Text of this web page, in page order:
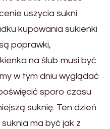
uszycia sukni
kupowania sukienki
poprawki,
na ślub musi być
w tym dniu wyglądać
sporo czasu
suknię. Ten dzień
ma być jak z